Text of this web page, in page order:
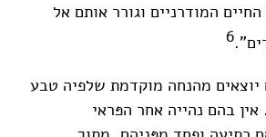
המודרניים וגורר אותם אל
6
יוצאים מהנחה מוקדמת שלפיה טבע
בהם נהייה אחר הפּראי